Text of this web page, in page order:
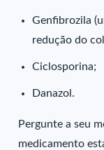
Genfibrozila
redução do
Ciclosporina;
Danazol.
Pergunte a seu
medicamento